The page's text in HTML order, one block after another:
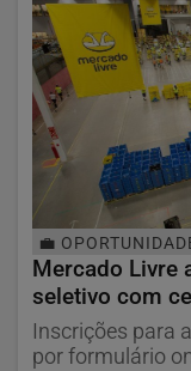
💼
Mercado Livre
seletivo com
Inscrições para
por formulário